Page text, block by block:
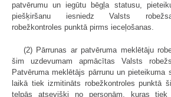
patvērumu un iegūtu bēgļa statusu,
piešķiršanu iesniedz Valsts
robežkontroles punktā pirms ieceļošanas.
(2) Pārrunas ar patvēruma meklētāju
šim uzdevumam apmācītas Valsts
Patvēruma meklētājs pārrunu un pieteikuma
laikā tiek izmitināts robežkontroles punktā
telpās atsevišķi no personām, kuras